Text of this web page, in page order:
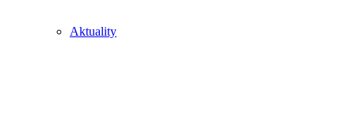
Aktuality